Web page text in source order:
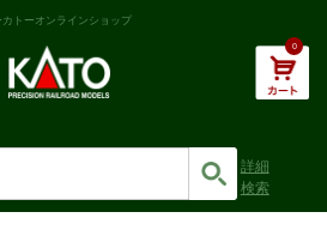
トーオンラインショップ
0
詳細
検索